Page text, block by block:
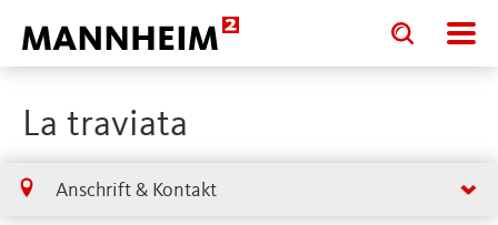
Toggle
search
input
Toggle
search
input
La traviata
Anschrift & Kontakt